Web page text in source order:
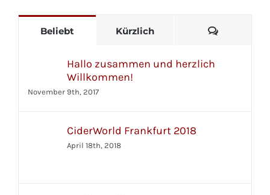
Beliebt Kürzlich
Hallo zusammen und herzlich
Willkommen!
November 9th, 2017
CiderWorld Frankfurt 2018
April 18th, 2018